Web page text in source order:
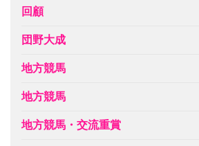
回顧
団野大成
地方競馬
地方競馬
地方競馬・交流重賞